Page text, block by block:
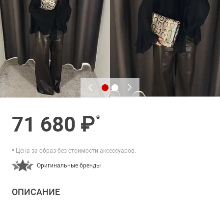
71 680 ₽*
* Цена за образ без стоимости аксессуаров.
Оригинальные бренды
ОПИСАНИЕ